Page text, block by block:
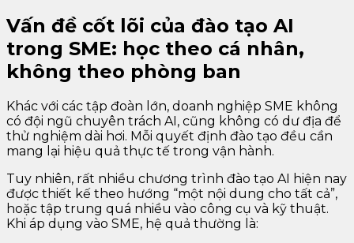
Vấn đề cốt lõi của đào tạo AI
trong SME: học theo cá nhân,
không theo phòng ban
Khác với các tập đoàn lớn, doanh nghiệp SME không
có đội ngũ chuyên trách AI, cũng không có dư địa để
thử nghiệm dài hơi. Mỗi quyết định đào tạo đều cần
mang lại hiệu quả thực tế trong vận hành.
Tuy nhiên, rất nhiều chương trình đào tạo AI hiện nay
được thiết kế theo hướng “một nội dung cho tất cả”,
hoặc tập trung quá nhiều vào công cụ và kỹ thuật.
Khi áp dụng vào SME, hệ quả thường là: